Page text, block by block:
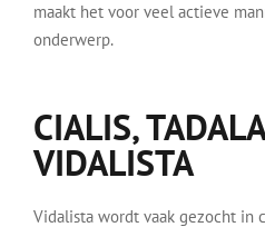
maakt het voor veel actieve
onderwerp.
CIALIS,
VIDALISTA
Vidalista wordt vaak gezocht in